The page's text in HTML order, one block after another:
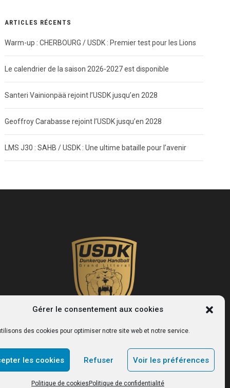
Gérer le consentement aux cookies
des cookies pour optimiser notre site web et notre service.
les cookies Refuser Voir les préférences
Politique de cookies Politique de confidentialité
ARTICLES RÉCENTS
Warm-up : CHERBOURG / USDK : Premier test pour les Lions
Le calendrier de la saison 2026-2027 est disponible
Santeri Vainionpää rejoint l’USDK jusqu’en 2028
Geoffroy Carabasse rejoint l’USDK jusqu’en 2028
LMS J30 : SAHB / USDK : Une ultime bataille pour l’avenir
Le site officiel du club de handball de Dunkerque.